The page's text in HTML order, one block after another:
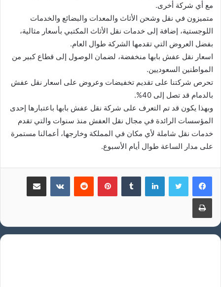
مع أي شركة أخرى.
متميزون في نقل وشحن الأثاث والمعدات والبضائع والخدمات
اللوجستية، إضافة إلى خدمات نقل الأثاث المكتبي بأسعار مثالية،
بفضل العروض التي تقدمها الشركة طوال العام.
اسعار نقل عفش بابها منخفضة، لضمان الوصول إلى قطاع كبير من
المواطنين السعوديين.
تحرص شركتنا على تقديم تخفيضات وعروض على اسعار نقل عفش
بالدمام قد تصل إلى 40%.
وبهذا يكون قد تم التعرف على شركة نقل عفش بابها باعتبارها إحدى
المؤسسات الرائدة في مجال نقل العفش منذ سنوات والتي تقدم
خدمات نقل شاملة لأي مكان في المملكة وخارجها، أعمالنا مستمرة
على مدار الساعة طوال أيام الأسبوع.
لينكدإن بينتيريست مشاركة عبر البريد
طباعة